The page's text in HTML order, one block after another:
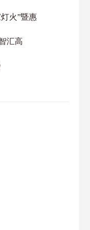
火”暨惠
汇高